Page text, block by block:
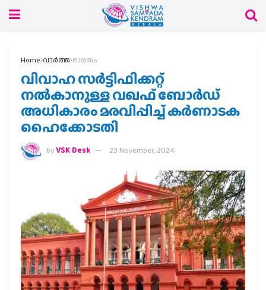
Home വാര്‍ത്ത ഭാരതം
വിവാഹ സർട്ടിഫിക്കറ്റ്
നൽകാനുള്ള വഖഫ് ബോർഡ്‌
അധികാരം മരവിപ്പിച്ച് കർണാടക
ഹൈക്കോടതി
byVSK Desk 23 November, 2024